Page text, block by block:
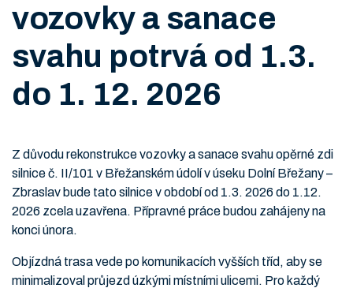
vozovky a sanace
svahu potrvá od 1.3.
do 1. 12. 2026
Z důvodu rekonstrukce vozovky a sanace svahu opěrné zdi
silnice č. II/101 v Břežanském údolí v úseku Dolní Břežany –
Zbraslav bude tato silnice v období od 1.3. 2026 do 1.12.
2026 zcela uzavřena. Přípravné práce budou zahájeny na
konci února.
Objízdná trasa vede po komunikacích vyšších tříd, aby se
minimalizoval průjezd úzkými místními ulicemi. Pro každý